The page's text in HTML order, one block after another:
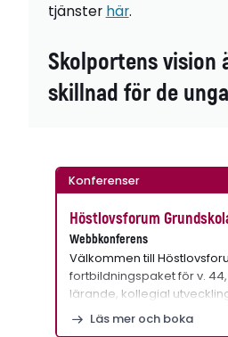
tjänster här.
Skolportens vision
skillnad för de
Konferenser
Höstlovsforum
Webbkonferens
Välkommen till
fortbildningspaket för v.
lärande, kollegial
Läs mer och boka